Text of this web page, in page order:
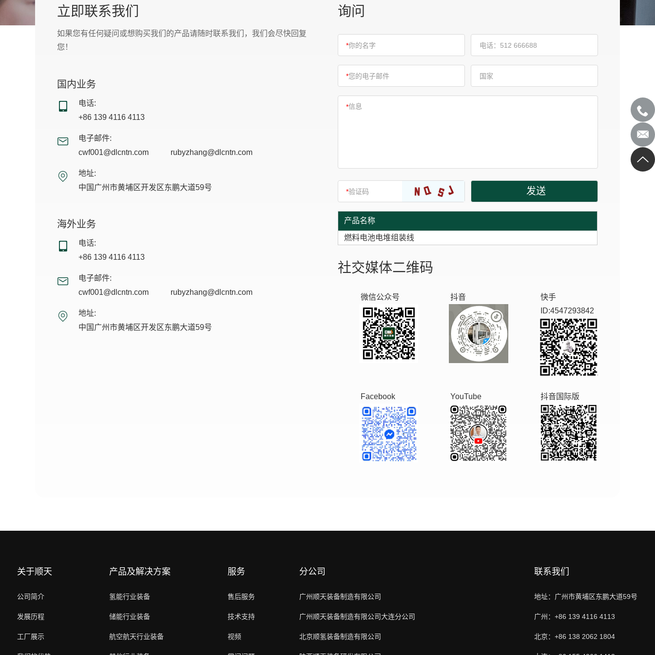
立即联系我们
如果您有任何疑问或想购买我们的产品请随时联系我们，我们会尽快回复
您！
国内业务
电话:
+86 139 4116 4113
电子邮件:
cwf001@dlcntn.com
rubyzhang@dlcntn.com
地址:
中国广州市黄埔区开发区东鹏大道59号
海外业务
电话:
+86 139 4116 4113
电子邮件:
cwf001@dlcntn.com
rubyzhang@dlcntn.com
地址:
中国广州市黄埔区开发区东鹏大道59号
询问
产品名称
燃料电池电堆组装线
社交媒体二维码
微信公众号 抖音
快手
ID:4547293842
Facebook YouTube 抖音国际版
关于顺天
公司简介
发展历程
工厂展示
产品及解决方案
氢能行业装备
储能行业装备
航空航天行业装备
服务
售后服务
技术支持
视频
分公司
广州顺天装备制造有限公司
广州顺天装备制造有限公司大连分公司
北京顺氢装备制造有限公司
联系我们
地址：广州市黄埔区东鹏大道59号
广州：+86 139 4116 4113
北京：+86 138 2062 1804